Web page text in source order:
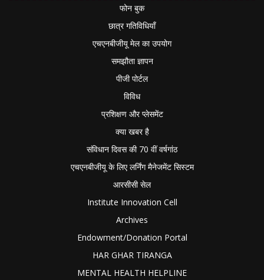
फोन बुक
छात्र गतिविधियाँ
एचएनबीजीयू मेल का उपयोग
समझौता ज्ञापन
पीजी पोर्टल
विविध
प्रशिक्षण और प्लेसमेंट
क्या खबर है
संविधान दिवस की 70 वीं वर्षगांठ
एचएनबीजीयू के लिए लर्निंग मैनेजमेंट सिस्टम
आरसीसी सेल
Institute Innovation Cell
Archives
Endowment/Donation Portal
HAR GHAR TIRANGA
MENTAL HEALTH HELPLINE